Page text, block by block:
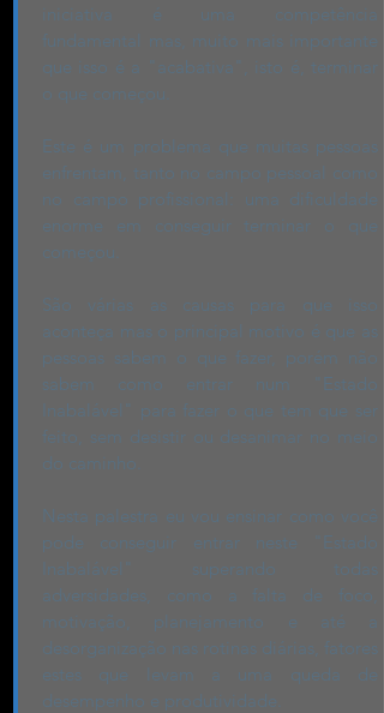
iniciativa é uma competência
fundamental mas, muito mais importante
que isso é a "acabativa", isto é, terminar
o que começou.
Este é um problema que muitas pessoas
enfrentam, tanto no campo pessoal como
no campo profissional: uma dificuldade
enorme em conseguir terminar o que
começou.
São várias as causas para que isso
aconteça mas o principal motivo é que as
pessoas sabem o que fazer, porém não
sabem como entrar num "Estado
Inabalável" para fazer o que tem que ser
feito, sem desistir ou desanimar no meio
do caminho.
Nesta palestra eu vou ensinar como você
pode conseguir entrar neste "Estado
Inabalável" superando todas
adversidades, como a falta de foco,
motivação, planejamento e até a
desorganização nas rotinas diárias, fatores
estes que levam a uma queda de
desempenho e produtividade.